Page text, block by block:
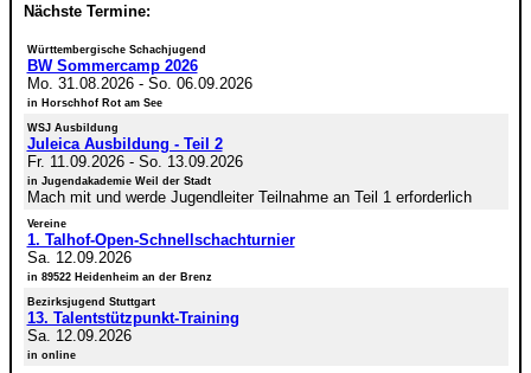
Nächste Termine:
Württembergische Schachjugend
BW Sommercamp 2026
Mo. 31.08.2026- So. 06.09.2026
in Horschhof Rot am See
WSJ Ausbildung
Juleica Ausbildung - Teil 2
Fr. 11.09.2026- So. 13.09.2026
in Jugendakademie Weil der Stadt
Mach mit und werde Jugendleiter Teilnahme an Teil 1 erforderlich
Vereine
1. Talhof-Open-Schnellschachturnier
Sa. 12.09.2026
in 89522 Heidenheim an der Brenz
Bezirksjugend Stuttgart
13. Talentstützpunkt-Training
Sa. 12.09.2026
in online